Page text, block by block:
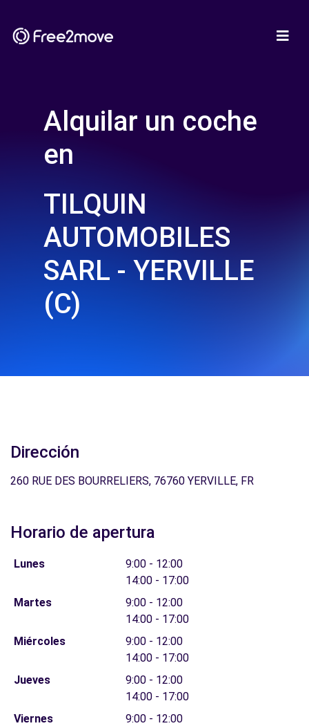
Alquilar un coche
en
TILQUIN
AUTOMOBILES
SARL - YERVILLE
(C)
Dirección
260 RUE DES BOURRELIERS, 76760 YERVILLE, FR
Horario de apertura
Lunes
9:00 - 12:00
14:00 - 17:00
Martes
9:00 - 12:00
14:00 - 17:00
Miércoles
9:00 - 12:00
14:00 - 17:00
Jueves
9:00 - 12:00
14:00 - 17:00
Viernes
9:00 - 12:00